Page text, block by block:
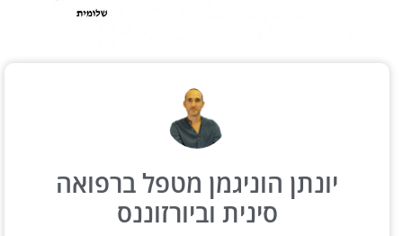
יונתן הוניגמן מטפל ברפואה
סינית וביורזוננס